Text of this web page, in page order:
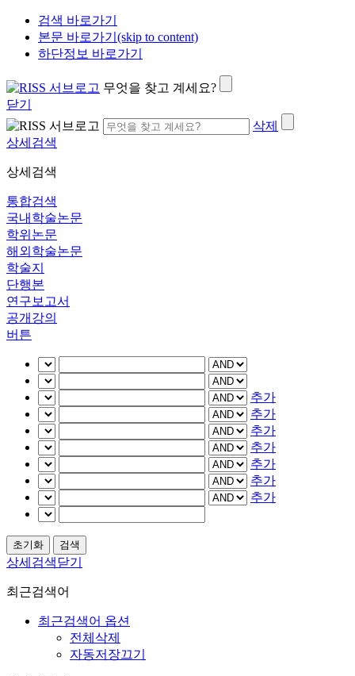
검색 바로가기
본문 바로가기(skip to content)
하단정보 바로가기
무엇을 찾고 계세요?
닫기
삭제
상세검색
상세검색
통합검색
국내학술논문
학위논문
해외학술논문
학술지
단행본
연구보고서
공개강의
버튼
추가
추가
추가
추가
추가
추가
추가
상세검색닫기
최근검색어
최근검색어 옵션
전체삭제
자동저장끄기